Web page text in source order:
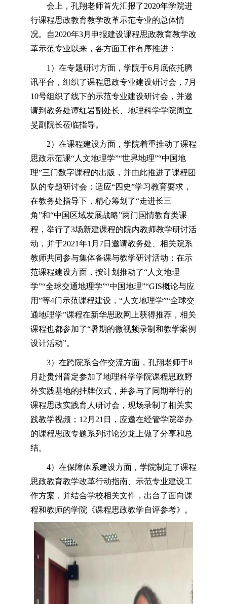
会上，孔翔老师首先汇报了2020年学院进
行课程思政教育教学改革示范专业的总体情
况。自2020年3月申报建设课程思政教育教学改
革示范专业以来，各方面工作有序推进：
1）在专题研讨方面，学院于6月底依托腾
讯平台，组织了课程思政专业建设研讨会，7月
10号组织了线下的示范专业建设研讨会，并邀
请到教务处谭红岩副处长、地理科学学院周立
旻副院长莅临指导。
2）在课程建设方面，学院着重推动了课程
思政示范课“人文地理学”“世界地理”“中国地
理”三门数字课程的出版，并由此推进了课程团
队的专题研讨会；适应“四史”学习教育要求，
在教务处指导下，精心筹划了“走进长三
角”和“中国区域发展战略”两门国情教育类课
程，举行了3场新建课程的院内教师教学研讨活
动，并于2021年1月7日邀请教务处、相关院系
教师共同参与集体备课与教学研讨活动；在示
范课程建设方面，按计划推动了“人文地理
学”“全球交通地理学”“中国地理”“GIS概论与应
用”等4门示范课程建设，“人文地理学”“全球交
通地理学”课程在新华思政网上获得推荐，相关
课程也都参加了“暑期的微视频录制和教学案例
设计活动”。
3）在跨院系合作交流方面，孔翔老师于8
月赴贵州普定参加了地理科学学院课程思政野
外实践基地的挂牌仪式，并参与了同期举行的
课程思政实践育人研讨会，现场录制了相关实
践教学视频；12月21日，应邀在经管学院举办
的课程思政专题系列讨论沙龙上做了分享和总
结。
4）在保障体系建设方面，学院制定了课程
思政教育教学改革行动指南、示范专业建设工
作方案，并结合学校相关文件，出台了面向课
程和教师的学院《课程思政教学自评参考》。